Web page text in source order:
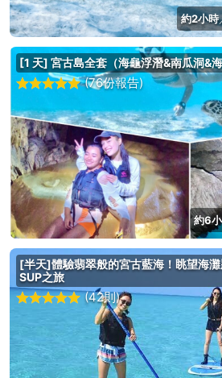
約2小時
[1 天] 宮古島全套（海龜浮潛&南瓜洞&海
(76份報告)
約6
[半天]體驗翡翠般的宮古藍海！眺望海
SUP之旅
(42則)